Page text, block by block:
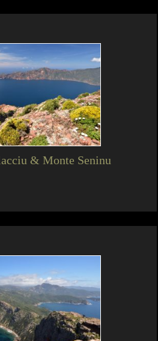
& Monte Seninu